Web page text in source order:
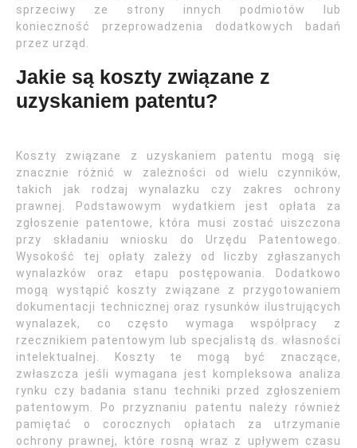
sprzeciwy ze strony innych podmiotów lub
konieczność przeprowadzenia dodatkowych badań
przez urząd.
Jakie są koszty związane z
uzyskaniem patentu?
Koszty związane z uzyskaniem patentu mogą się
znacznie różnić w zależności od wielu czynników,
takich jak rodzaj wynalazku czy zakres ochrony
prawnej. Podstawowym wydatkiem jest opłata za
zgłoszenie patentowe, która musi zostać uiszczona
przy składaniu wniosku do Urzędu Patentowego.
Wysokość tej opłaty zależy od liczby zgłaszanych
wynalazków oraz etapu postępowania. Dodatkowo
mogą wystąpić koszty związane z przygotowaniem
dokumentacji technicznej oraz rysunków ilustrujących
wynalazek, co często wymaga współpracy z
rzecznikiem patentowym lub specjalistą ds. własności
intelektualnej. Koszty te mogą być znaczące,
zwłaszcza jeśli wymagana jest kompleksowa analiza
rynku czy badania stanu techniki przed zgłoszeniem
patentowym. Po przyznaniu patentu należy również
pamiętać o corocznych opłatach za utrzymanie
ochrony prawnej, które rosną wraz z upływem czasu